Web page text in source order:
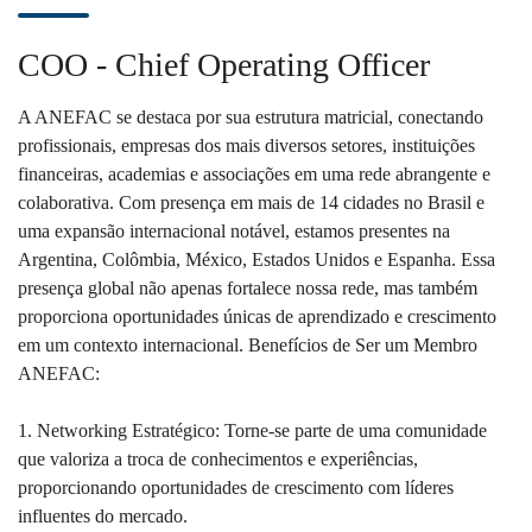
COO - Chief Operating Officer
A ANEFAC se destaca por sua estrutura matricial, conectando
profissionais, empresas dos mais diversos setores, instituições
financeiras, academias e associações em uma rede abrangente e
colaborativa. Com presença em mais de 14 cidades no Brasil e
uma expansão internacional notável, estamos presentes na
Argentina, Colômbia, México, Estados Unidos e Espanha. Essa
presença global não apenas fortalece nossa rede, mas também
proporciona oportunidades únicas de aprendizado e crescimento
em um contexto internacional. Benefícios de Ser um Membro
ANEFAC:
1. Networking Estratégico: Torne-se parte de uma comunidade
que valoriza a troca de conhecimentos e experiências,
proporcionando oportunidades de crescimento com líderes
influentes do mercado.